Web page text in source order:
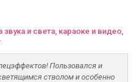
и света, караоке и видео,
Пользовался и
стволом и особенно